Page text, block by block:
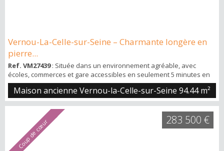
Vernou-La-Celle-sur-Seine – Charmante longère en
pierre...
Ref. VM27439: Située dans un environnement agréable, avec
écoles, commerces et gare accessibles en seulement 5 minutes en
voiture, découvrez cette authentique maison ancienne en pierre,
pleine de charme et de caractère. Au rez-de-chaussée, elle offre un
beau séjour - salle à manger lumineux avec poêle, une cuisine
aménagée avec verrière, une salle de bains ainsi qu’un WC
indépendant. À l’étage, un cou...
Maison ancienne Vernou-la-Celle-sur-Seine 94.44 m²
Coup de cœur 283 500 €